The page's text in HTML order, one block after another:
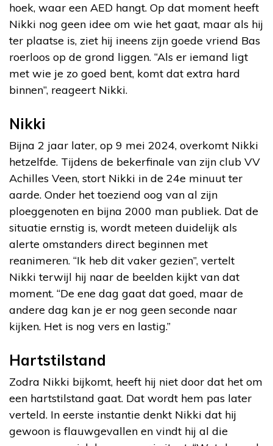
hoek, waar een AED hangt. Op dat moment heeft
Nikki nog geen idee om wie het gaat, maar als hij
ter plaatse is, ziet hij ineens zijn goede vriend Bas
roerloos op de grond liggen. “Als er iemand ligt
met wie je zo goed bent, komt dat extra hard
binnen”, reageert Nikki.
Nikki
Bijna 2 jaar later, op 9 mei 2024, overkomt Nikki
hetzelfde. Tijdens de bekerfinale van zijn club VV
Achilles Veen, stort Nikki in de 24e minuut ter
aarde. Onder het toeziend oog van al zijn
ploeggenoten en bijna 2000 man publiek. Dat de
situatie ernstig is, wordt meteen duidelijk als
alerte omstanders direct beginnen met
reanimeren. “Ik heb dit vaker gezien”, vertelt
Nikki terwijl hij naar de beelden kijkt van dat
moment. “De ene dag gaat dat goed, maar de
andere dag kan je er nog geen seconde naar
kijken. Het is nog vers en lastig.”
Hartstilstand
Zodra Nikki bijkomt, heeft hij niet door dat het om
een hartstilstand gaat. Dat wordt hem pas later
verteld. In eerste instantie denkt Nikki dat hij
gewoon is flauwgevallen en vindt hij al die